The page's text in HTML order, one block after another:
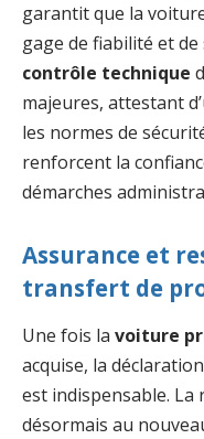
garantit que la
gage de fiabilité et
contrôle technique
majeures, attestant
les normes de
renforcent la
démarches
Assurance et
transfert de
Une fois la voiture
acquise, la
est indispensable. La
désormais au